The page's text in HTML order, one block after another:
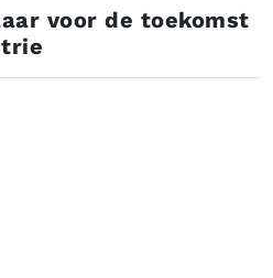
voor de toekomst